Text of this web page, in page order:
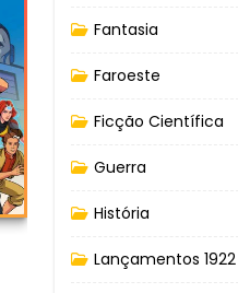
Fantasia
Faroeste
Ficção Científica
Guerra
História
Lançamentos 1922